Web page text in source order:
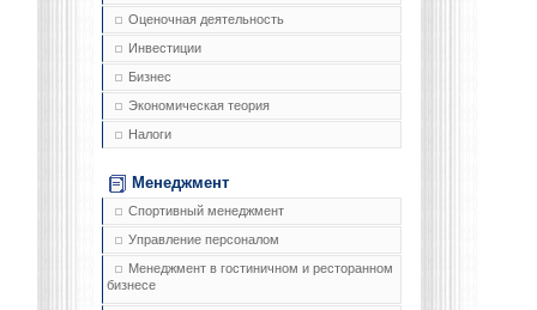
Оценочная деятельность
Инвестиции
Бизнес
Экономическая теория
Налоги
Менеджмент
Спортивный менеджмент
Управление персоналом
Менеджмент в гостиничном и ресторанном
бизнесе